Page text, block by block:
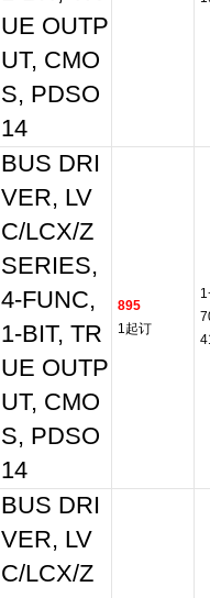
UE OUTP
UT, CMO
S, PDSO
14
BUS DRI
VER, LV
C/LCX/Z
SERIES,
4-FUNC,
1-BIT, TR
UE OUTP
UT, CMO
S, PDSO
14
895
1起订
BUS DRI
VER, LV
C/LCX/Z